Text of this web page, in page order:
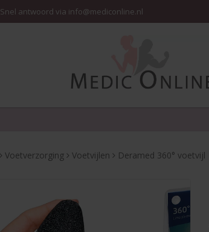
Snel antwoord via info@mediconline.nl
Voetverzorging Voetvijlen Deramed 360° voetvijl